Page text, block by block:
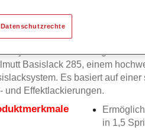
Basislack 285, einem
Es basiert auf
und Effektlackierungen.
in 1,5